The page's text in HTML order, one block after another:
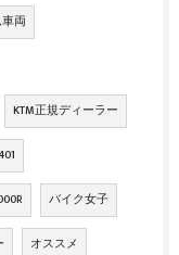
両
KTM正規ディーラー
バイク女子
オススメ